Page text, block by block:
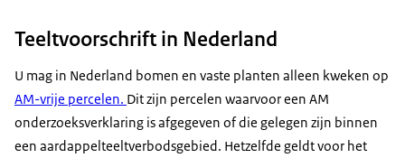
Teeltvoorschrift in Nederland
U mag in Nederland bomen en vaste planten alleen kweken op
AM-vrije percelen. Dit zijn percelen waarvoor een AM
onderzoeksverklaring is afgegeven of die gelegen zijn binnen
een aardappelteeltverbodsgebied. Hetzelfde geldt voor het